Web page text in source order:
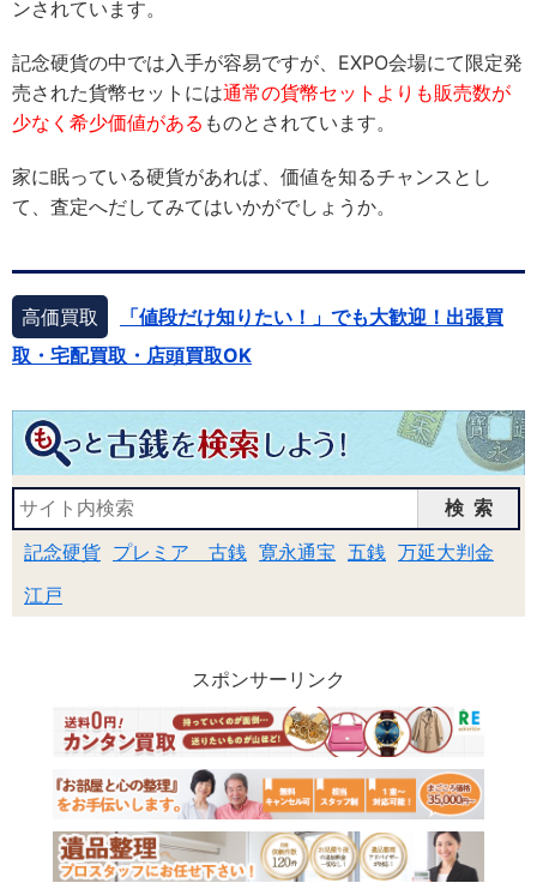
ンされています。
記念硬貨の中では入手が容易ですが、EXPO会場にて限定発
売された貨幣セットには通常の貨幣セットよりも販売数が
少なく希少価値がある ものとされています。
家に眠っている硬貨があれば、価値を知るチャンスとし
て、査定へだしてみてはいかがでしょうか。
高価買取
「値段だけ知りたい！」でも大歓迎！出張買
取・宅配買取・店頭買取OK
検索
記念硬貨 プレミア 古銭 寛永通宝 五銭 万延大判金
江戸
スポンサーリンク